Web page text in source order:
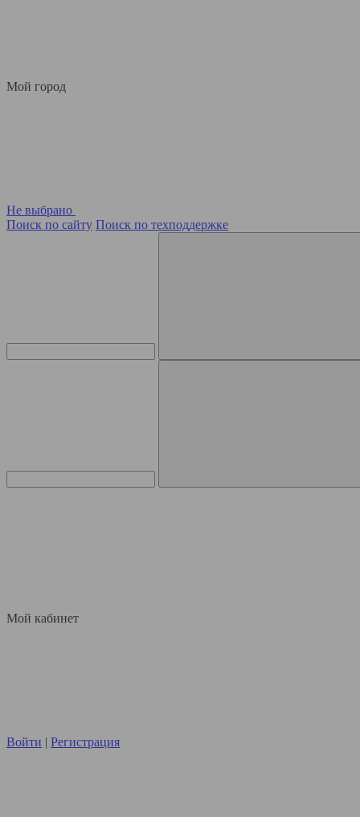
Мой город
Не выбрано
Поиск по сайту Поиск по техподдержке
Мой кабинет
Войти | Регистрация